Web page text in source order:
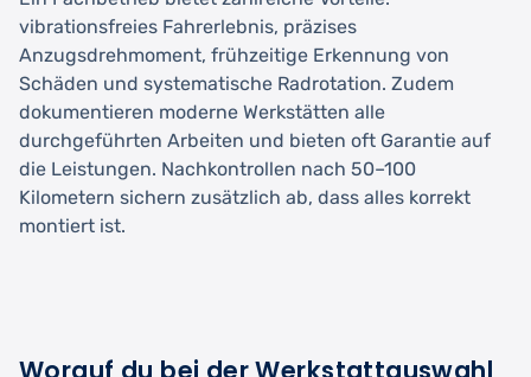
vibrationsfreies Fahrerlebnis, präzises
Anzugsdrehmoment, frühzeitige Erkennung von
Schäden und systematische Radrotation. Zudem
dokumentieren moderne Werkstätten alle
durchgeführten Arbeiten und bieten oft Garantie auf
die Leistungen. Nachkontrollen nach 50–100
Kilometern sichern zusätzlich ab, dass alles korrekt
montiert ist.
Worauf du bei der Werkstattauswahl